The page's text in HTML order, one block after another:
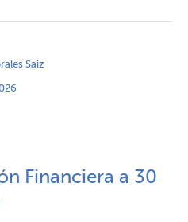
Saiz
Financiera a 30